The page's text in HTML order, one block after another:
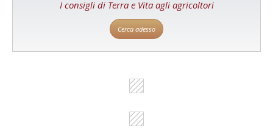
I consigli di Terra e Vita agli agricoltori
Cerca adesso